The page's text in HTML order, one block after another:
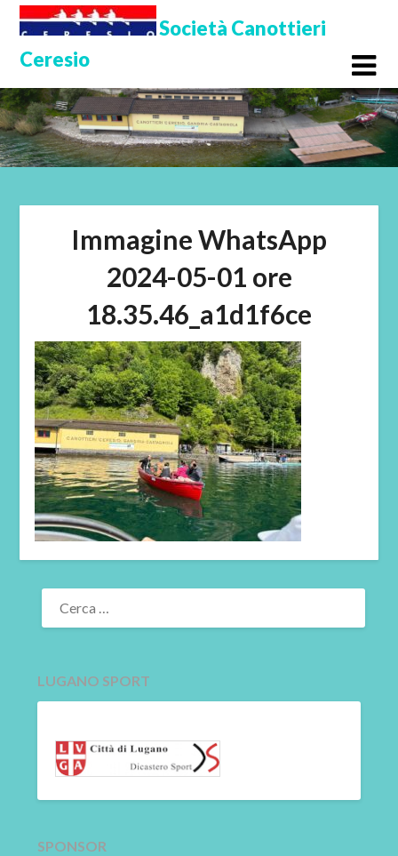
Skip
content
Società Canottieri
Ceresio
Immagine WhatsApp
2024-05-01 ore
18.35.46_a1d1f6ce
RICERCA
PER:
LUGANO SPORT
SPONSOR